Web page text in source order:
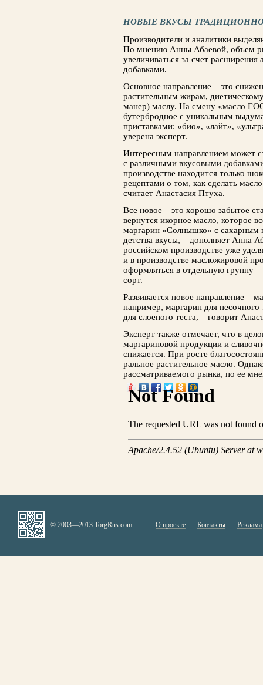
НОВЫЕ ВКУСЫ
Производители и аналитики
По мнению Анны Абаевой, объем
увеличивать­ся за счет
добавками.
Основное направление – это
растительным жирам,
манер) мас­лу. На смену «масло
бутербродное с уни­кальным
приставками: «био», «лайт»,
уверена эксперт.
Интересным направлением может
с различными вкусовыми
производстве находится только
рецептами о том, как сделать
считает Анастасия Птуха.
Все новое – это хорошо забытое
вернутся икорное масло, которое
маргарин «Солныш­ко» с сахарным
детства вкусы, – дополняет Анна
российском производстве уже
и в про­изводстве масложировой
оформляться в отдельную группу
сорт.
Развивается новое направление –
например, маргарин для
для слоеного теста, – говорит
Эксперт также отмечает, что в
маргариновой продукции и
снижается. При росте
ральное растительное масло.
рассматриваемого рынка, по ее
© 2003—2013 TorgRus.com О проекте Контакты Реклама